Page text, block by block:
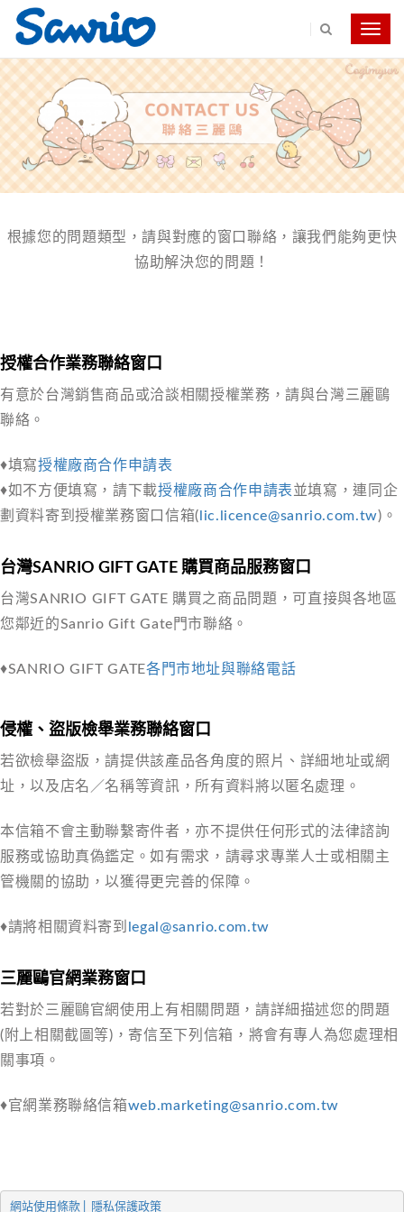
Toggle
根據您的問題類型，請與對應的窗口聯絡，讓我們能夠更快
協助解決您的問題！
授權合作業務聯絡窗口
有意於台灣銷售商品或洽談相關授權業務，請與台灣三麗鷗
聯絡。
♦填寫授權廠商合作申請表
♦如不方便填寫，請下載授權廠商合作申請表並填寫，連同企
劃資料寄到授權業務窗口信箱(lic.licence@sanrio.com.tw)。
台灣SANRIO GIFT GATE 購買商品服務窗口
台灣SANRIO GIFT GATE 購買之商品問題，可直接與各地區
您鄰近的Sanrio Gift Gate門市聯絡。
♦SANRIO GIFT GATE各門市地址與聯絡電話
侵權、盜版檢舉業務聯絡窗口
若欲檢舉盜版，請提供該產品各角度的照片、詳細地址或網
址，以及店名／名稱等資訊，所有資料將以匿名處理。
本信箱不會主動聯繫寄件者，亦不提供任何形式的法律諮詢
服務或協助真偽鑑定。如有需求，請尋求專業人士或相關主
管機關的協助，以獲得更完善的保障。
♦請將相關資料寄到 legal@sanrio.com.tw
三麗鷗官網業務窗口
若對於三麗鷗官網使用上有相關問題，請詳細描述您的問題
(附上相關截圖等)，寄信至下列信箱，將會有專人為您處理相
關事項。
♦官網業務聯絡信箱web.marketing@sanrio.com.tw
網站使用條款 | 隱私保護政策